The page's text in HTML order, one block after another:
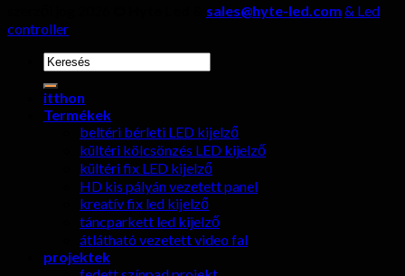
sales@hyte-led.com & Led
controller
keresése:
itthon
Termékek
beltéri bérleti LED kijelző
kültéri kölcsönzés LED kijelző
kültéri fix LED kijelző
HD kis pályán vezetett panel
kreatív fix led kijelző
táncparkett led kijelző
átlátható vezetett video fal
projektek